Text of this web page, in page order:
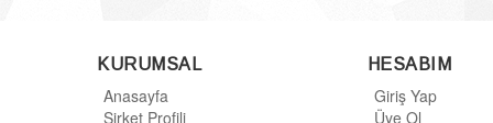
KURUMSAL
Anasayfa
Şirket Profili
HESABIM
Giriş Yap
Üye Ol